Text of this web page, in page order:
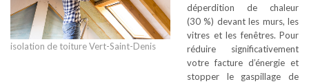
isolation de toiture Vert-Saint-Denis
déperdition de chaleur
(30 %) devant les murs, les
vitres et les fenêtres. Pour
réduire significativement
votre facture d’énergie et
stopper le gaspillage de